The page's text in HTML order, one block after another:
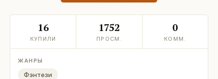
16
КУПИЛИ
1752
ПРОСМ.
0
КОММ.
ЖАНРЫ
Фэнтези